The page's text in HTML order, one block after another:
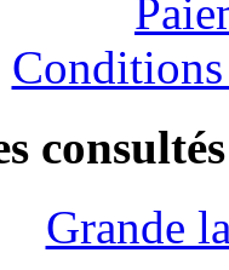
consultés
Grande